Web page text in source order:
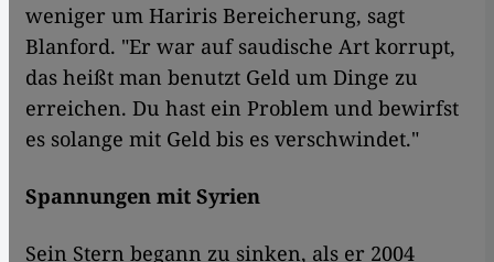
weniger um Hariris Bereicherung, sagt
Blanford. "Er war auf saudische Art korrupt,
das heißt man benutzt Geld um Dinge zu
erreichen. Du hast ein Problem und bewirfst
es solange mit Geld bis es verschwindet."
Spannungen mit Syrien
Sein Stern begann zu sinken, als er 2004